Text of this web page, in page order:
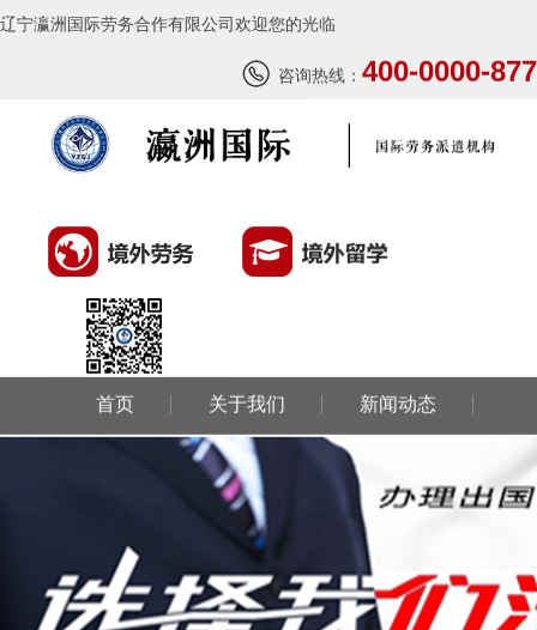
辽宁瀛洲国际劳务合作有限公司欢迎您的光临
咨询热线： 400-0000-877
首页 关于我们 新闻动态
环球留学
联系我们